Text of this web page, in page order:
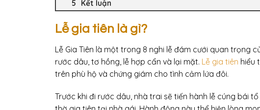
Kết luận
Lễ gia tiên là gì?
Lễ Gia Tiên là một trong 8 nghi lễ đám cưới quan trọng
rước dâu, tơ hồng, lễ hợp cẩn và lại mặt. Lễ gia tiên hiểu
trên phù hộ và chứng giám cho tình cảm lứa đôi.
Trước khi đi rước dâu, nhà trai sẽ tiến hành lễ cúng bái